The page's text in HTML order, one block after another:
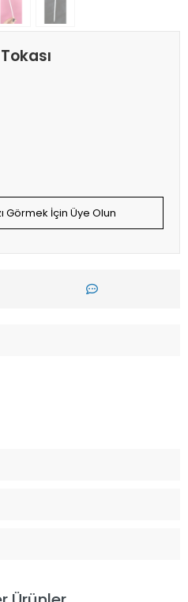
Görmek İçin Üye Olun